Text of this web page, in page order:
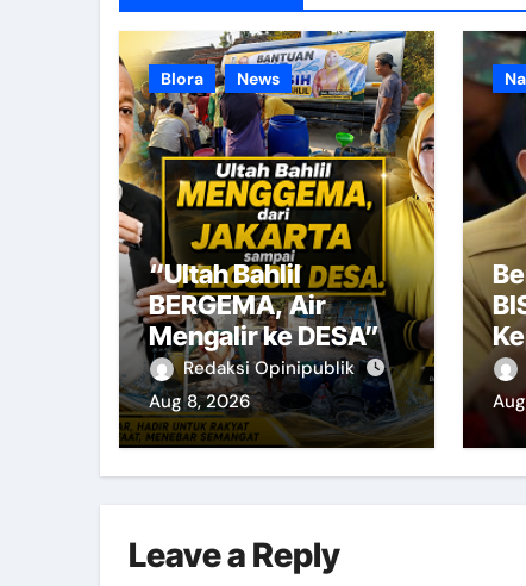
Blora News
“Ultah Bahlil
BERGEMA, Air
Mengalir ke DESA”
Redaksi Opinipublik
Aug 8, 2026
Leave a Reply